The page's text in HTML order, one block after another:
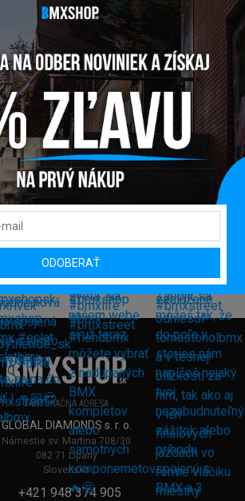
FAKTURAČNÁ ADRESA
GLOBAL DIAMONDS s. r. o.
Námestie sv. Martina 708/30
082 71 Lipany
Slovensko
+421 948 374 905
ODOBERAŤ